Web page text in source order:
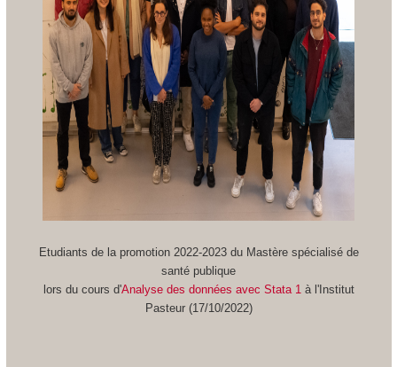
Etudiants de la promotion 2022-2023 du Mastère spécialisé de
santé publique
lors du cours d'Analyse des données avec Stata 1à l'Institut
Pasteur (17/10/2022)